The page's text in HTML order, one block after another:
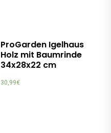
ProGarden Igelhaus
Holz mit Baumrinde
34x28x22 cm
30,99€